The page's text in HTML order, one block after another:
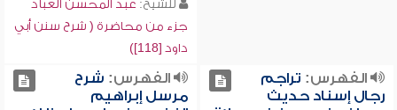
للشيخ: عبد المحسن العباد
جزء من محاضرة ( شرح سنن أبي
داود [118])
الفهرس: تراجم
رجال إسناد حديث
الفهرس: شرح
مرسل إبراهيم